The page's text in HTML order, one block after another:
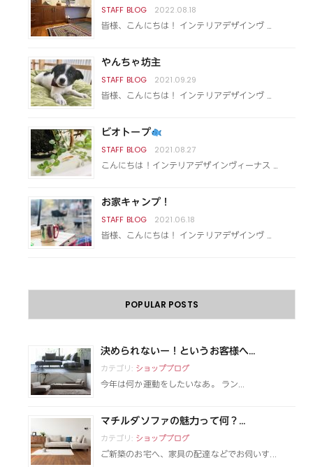
2022.08.18
皆様、こんにちは！ インテリアデザインヴ …
やんちゃ坊主
2021.09.29
皆様、こんにちは！ インテリアデザインヴ …
ビオトープ
2021.08.27
こんにちは！インテリアデザインヴィーナス …
お家キャンプ！
2021.06.18
皆様、こんにちは！ インテリアデザインヴ …
POPULAR POSTS
決められないー！というお客様へ...
カテゴリ: ショップブログ
今年は何か運動をしたいなあ。 ラン...
マチルダソファの魅力って何？...
カテゴリ: ショップブログ
ご新築のお宅へ、家具の配達などでお伺いす...